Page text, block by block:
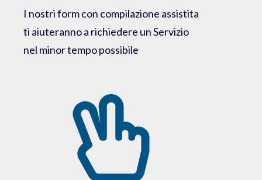
I nostri form con compilazione assistita
ti aiuteranno a richiedere un Servizio
nel minor tempo possibile